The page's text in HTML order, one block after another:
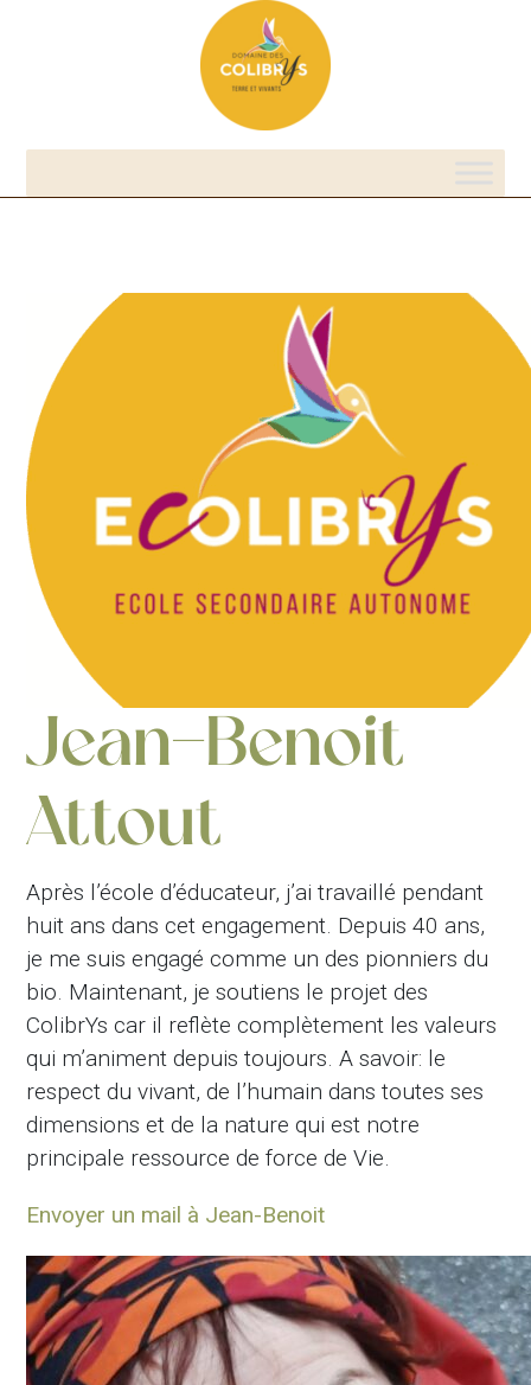
Jean-Benoit
Attout
Après l’école d’éducateur, j’ai travaillé pendant
huit ans dans cet engagement. Depuis 40 ans,
je me suis engagé comme un des pionniers du
bio. Maintenant, je soutiens le projet des
ColibrYs car il reflète complètement les valeurs
qui m’animent depuis toujours. A savoir: le
respect du vivant, de l’humain dans toutes ses
dimensions et de la nature qui est notre
principale ressource de force de Vie.
Envoyer un mail à Jean-Benoit